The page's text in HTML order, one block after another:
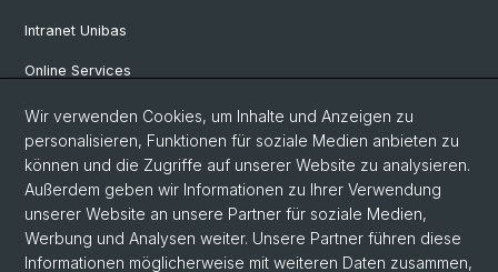
Intranet Unibas
Online Services
Social Media
Instagram
LinkedIn
Wir verwenden Cookies, um Inhalte und Anzeigen zu
personalisieren, Funktionen für soziale Medien anbieten zu
können und die Zugriffe auf unserer Website zu analysieren.
Außerdem geben wir Informationen zu Ihrer Verwendung
unserer Website an unsere Partner für soziale Medien,
Werbung und Analysen weiter. Unsere Partner führen diese
Informationen möglicherweise mit weiteren Daten zusammen,